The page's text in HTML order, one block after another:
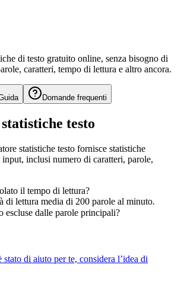
di testo gratuito online, senza bisogno di
caratteri, tempo di lettura e altro ancora.
Domande frequenti
testo
statistiche testo fornisce statistiche
inclusi numero di caratteri, parole,
il tempo di lettura?
di lettura media di 200 parole al minuto.
escluse dalle parole principali?
stato di aiuto per te, considera l’idea di